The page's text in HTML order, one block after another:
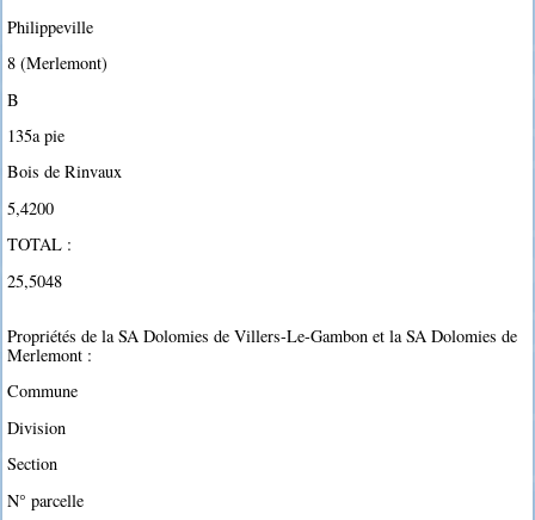
Philippeville
8 (Merlemont)
B
135a pie
Bois de Rinvaux
5,4200
TOTAL :
25,5048
Propriétés de la SA Dolomies de Villers-Le-Gambon et la SA Dolomies de
Merlemont :
Commune
Division
Section
N° parcelle